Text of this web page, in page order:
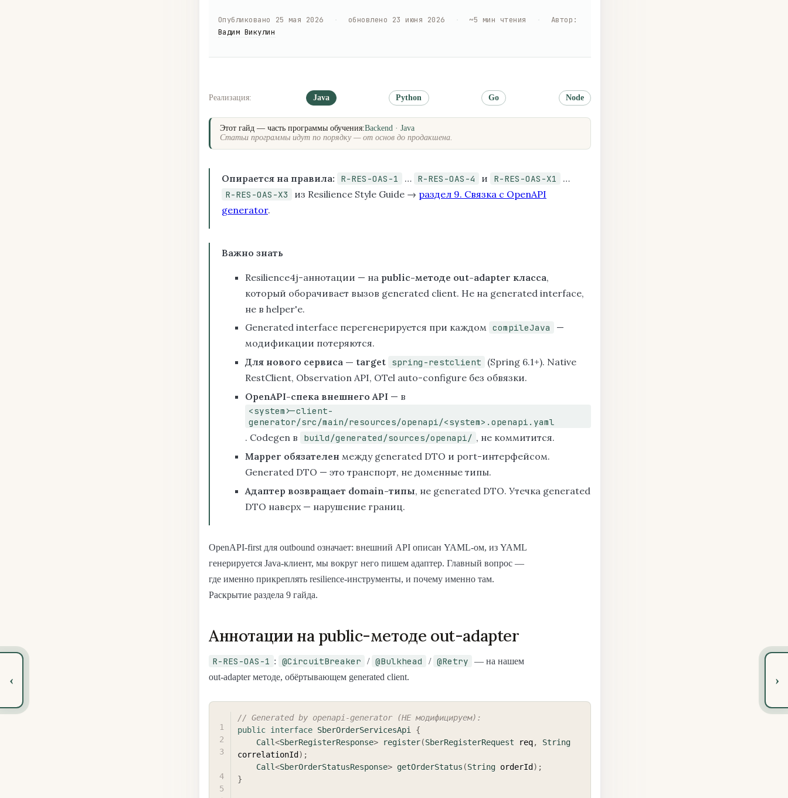
‹
Опубликовано 25 мая 2026 обновлено 23 июня 2026 ~5 мин чтения Автор :
Вадим Викулин
Реализация: Java Python Go Node
Этот гайд — часть программы обучения:Backend · Java
Статьи программы идут по порядку — от основ до продакшена.
Опирается на правила: R-RES-OAS-1 … R-RES-OAS-4 и R-RES-OAS-X1 …
R-RES-OAS-X3 из Resilience Style Guide → раздел 9. Связка с OpenAPI
generator.
Важно знать
Resilience4j-аннотации — на public-методе out-adapter класса,
который оборачивает вызов generated client. Не на generated interface,
не в helper'е.
Generated interface перегенерируется при каждом compileJava
—
модификации потеряются.
Для нового сервиса — target spring-restclient
(Spring 6.1+). Native
RestClient, Observation API, OTel auto-configure без обвязки.
OpenAPI-спека внешнего API — в
<system>-client-
generator/src/main/resources/openapi/<system>.openapi.yaml
. Codegen в build/generated/sources/openapi/ , не коммитится.
Mapper обязателен между generated DTO и port-интерфейсом.
Generated DTO — это транспорт, не доменные типы.
Адаптер возвращает domain-типы, не generated DTO. Утечка generated
DTO наверх — нарушение границ.
OpenAPI-first для outbound означает: внешний API описан YAML-ом, из YAML
генерируется Java-клиент, мы вокруг него пишем адаптер. Главный вопрос —
где именно прикреплять resilience-инструменты, и почему именно там.
Раскрытие раздела 9 гайда.
Аннотации на public-методе out-adapter
R-RES-OAS-1 : @CircuitBreaker / @Bulkhead / @Retry
— на нашем
out-adapter методе, обёртывающем generated client.
// Generated by openapi-generator (НЕ модифицируем):
public interface SberOrderServicesApi
{
Call<SberRegisterResponse> register(SberRegisterRequest req,
String
correlationId) ;
Call<SberOrderStatusResponse> getOrderStatus (String orderId) ;
}
›